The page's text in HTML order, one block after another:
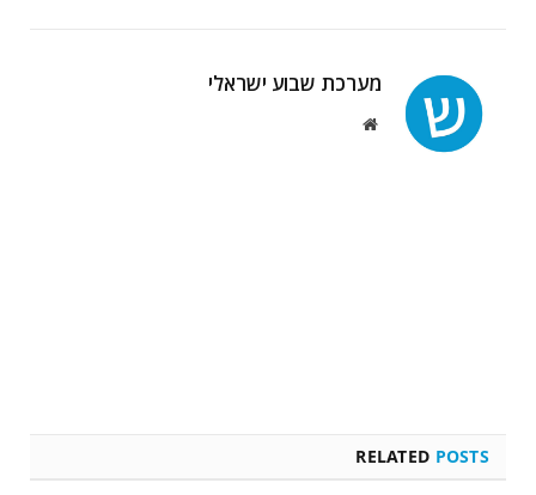
מערכת שבוע ישראלי
Website
RELATED POSTS